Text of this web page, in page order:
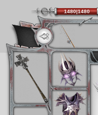
1480|1480